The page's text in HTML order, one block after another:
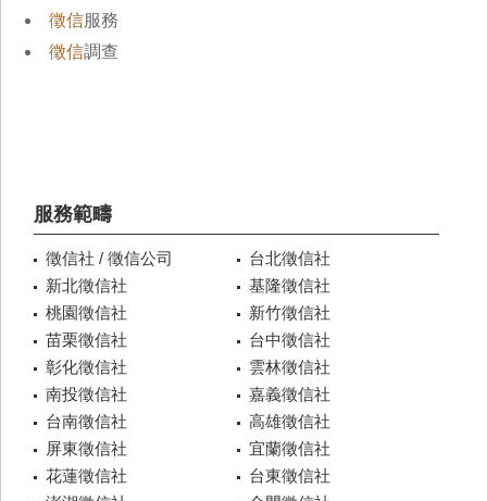
徵信服務
徵信調查
服務範疇
徵信社 / 徵信公司
台北徵信社
新北徵信社
基隆徵信社
桃園徵信社
新竹徵信社
苗栗徵信社
台中徵信社
彰化徵信社
雲林徵信社
南投徵信社
嘉義徵信社
台南徵信社
高雄徵信社
屏東徵信社
宜蘭徵信社
花蓮徵信社
台東徵信社